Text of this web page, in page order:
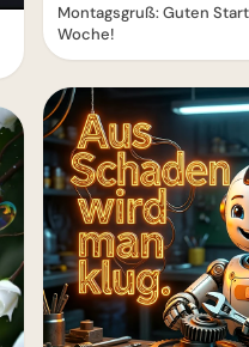
Montagsgruß: Guten
Woche!